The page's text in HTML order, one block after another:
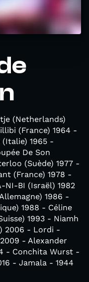
(Netherlands)
(France) 1964 -
1965 -
De Son
(Suède) 1977 -
(France) 1978 -
NI-BI (Israël) 1982
1986 -
1988 - Céline
1993 - Niamh
2006 - Lordi -
- Alexander
- Conchita Wurst -
- Jamala - 1944